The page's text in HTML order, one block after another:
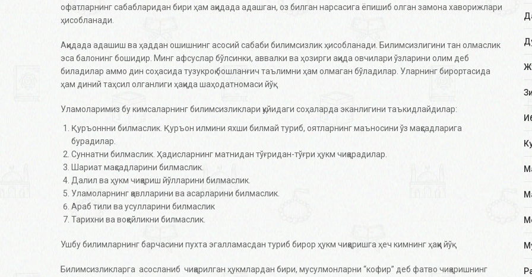
офатларнинг сабабларидан бири ҳам ақидада адашган, оз билган нарсасига ёпишиб олган замона хаворижлари
ҳисобланади.
Ақидада адашиш ва ҳаддан ошишнинг асосий сабаби билимсизлик ҳисобланади. Билимсизлигини тан олмаслик
эса балонинг бошидир. Минг афсуслар бўлсинки, аввалки ва ҳозирги ақида овчилари ўзларини олим деб
биладилар аммо дин соҳасида тузукроқ бошланғич таълимни ҳам олмаган бўладилар. Уларнинг бирортасида
ҳам диний таҳсил олганлиги ҳақида шаҳодатномаси йўқ.
Уламоларимиз бу кимсаларнинг билимсизликлари қуйидаги соҳаларда эканлигини таъкидлайдилар:
Қуръоннни билмаслик. Қуръон илмини яхши билмай туриб, оятларнинг маъносини ўз мақсадларига
бурадилар.
Суннатни билмаслик. Ҳадисларнинг матнидан тўғридан-тўғри ҳукм чиқарадилар.
Шариат мақсадларини билмаслик.
Далил ва ҳукм чиқариш йўлларини билмаслик.
Уламоларнинг қавлларини ва асарларини билмаслик.
Араб тили ва усулларини билмаслик
Тарихни ва воқейликни билмаслик.
Ушбу билимларнинг барчасини пухта эгалламасдан туриб бирор ҳукм чиқаришга ҳеч кимнинг ҳаққи йўқ.
Билимсизликларга асосланиб чиқарилган ҳукмлардан бири, мусулмонларни “кофир” деб фатво чиқаришнинг